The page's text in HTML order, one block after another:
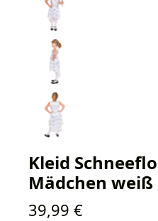
Kleid
Mädchen weiß
Regulärer Preis:
39,99 €